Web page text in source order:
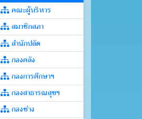
คณะผู้บริหาร
สมาชิกสภา
สำนักปลัด
กองคลัง
กองการศึกษาฯ
กองสาธารณสุขฯ
กองช่าง